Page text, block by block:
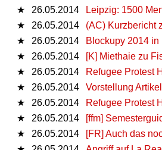
★
26.05.2014
Leipzig: 1500
★
26.05.2014
(AC) Kurzbericht
★
26.05.2014
Blockupy 2014 in
★
26.05.2014
[K] Miethaie zu
★
26.05.2014
Refugee Protest
★
26.05.2014
Vorstellung
★
26.05.2014
Refugee Protest
★
26.05.2014
[ffm]
★
26.05.2014
[FR] Auch das